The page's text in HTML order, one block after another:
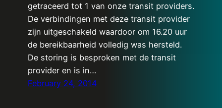
getraceerd tot 1 van onze transit providers.
De verbindingen met deze transit provider
zijn uitgeschakeld waardoor om 16.20 uur
de bereikbaarheid volledig was hersteld.
De storing is besproken met de transit
provider en is in…
February 24, 2014